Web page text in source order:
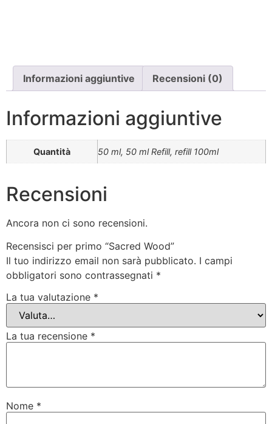
Informazioni aggiuntive Recensioni (0)
Informazioni aggiuntive
Quantità 50 ml, 50 ml Refill, refill 100ml
Recensioni
Ancora non ci sono recensioni.
Recensisci per primo “Sacred Wood”
Il tuo indirizzo email non sarà pubblicato. I campi
obbligatori sono contrassegnati *
La tua valutazione *
La tua recensione *
Nome *